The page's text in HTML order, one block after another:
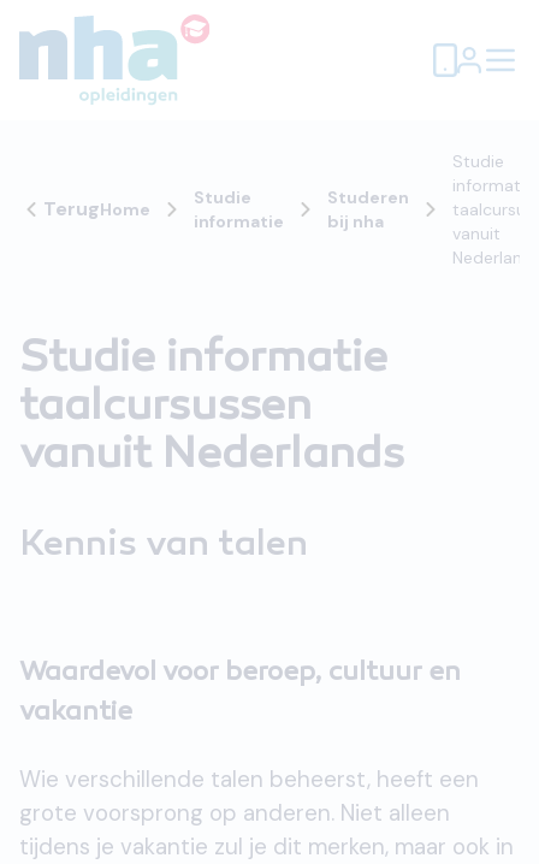
TerugHome
Studie
informatie
Studeren
bij nha
Studie
informatie
vanuit
Studie informatie
taalcursussen
vanuit Nederlands
Kennis van talen
Waardevol voor beroep, cultuur en
vakantie
Wie verschillende talen beheerst, heeft een
grote voorsprong op anderen. Niet alleen
tijdens je vakantie zul je dit merken, maar ook in